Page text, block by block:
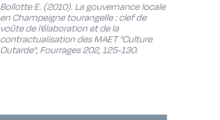
Bollotte E. (2010). La gouvernance locale
en Champeigne tourangelle : clef de
voûte de l'élaboration et de la
contractualisation des MAET ''Culture
Outarde'', Fourrages 202, 125-130.